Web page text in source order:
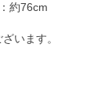
約76cm
います。